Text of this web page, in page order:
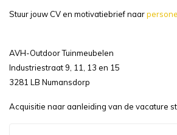
Stuur jouw CV en motivatiebrief naar
AVH-Outdoor Tuinmeubelen
Industriestraat 9, 11, 13 en 15
3281 LB Numansdorp
Acquisitie naar aanleiding van de vacature